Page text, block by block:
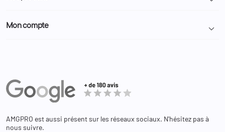
Demande de devis
Nous contacter
Administration
Police Municipale | ASVP
Equipements
Bagagerie
Mon compte 
Adresses
Bons de réduction
Et les cookies ?
AMGPRO est aussi présent sur les réseaux sociaux. N'hésitez pas à
nous suivre.